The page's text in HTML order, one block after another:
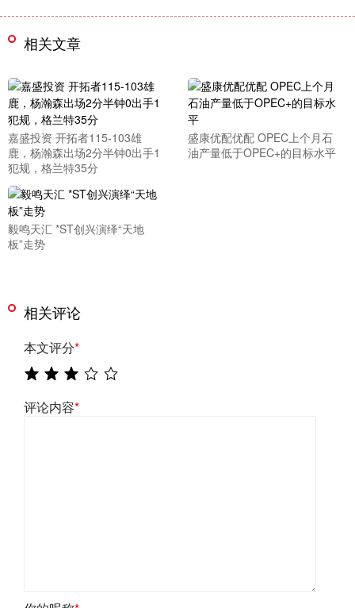
相关文章
嘉盛投资 开拓者115-103雄
鹿，杨瀚森出场2分半钟0出手1
犯规，格兰特35分
盛康优配优配 OPEC上个月石
油产量低于OPEC+的目标水平
毅鸣天汇 *ST创兴演绎“天地
板”走势
相关评论
本文评分*
评论内容*